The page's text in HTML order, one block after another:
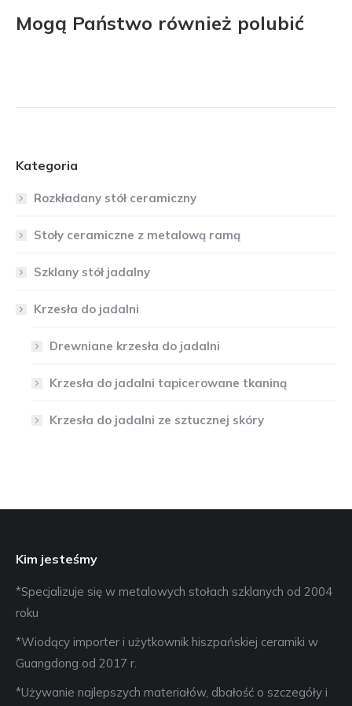
Mogą Państwo również polubić
Kategoria
Rozkładany stół ceramiczny
Stoły ceramiczne z metalową ramą
Szklany stół jadalny
Krzesła do jadalni
Drewniane krzesła do jadalni
Krzesła do jadalni tapicerowane tkaniną
Krzesła do jadalni ze sztucznej skóry
Kim jesteśmy
*Specjalizuje się w metalowych stołach szklanych od 2004
roku
*Wiodący importer i użytkownik hiszpańskiej ceramiki w
Guangdong od 2017 r.
*Używanie najlepszych materiałów, dbałość o szczegóły i